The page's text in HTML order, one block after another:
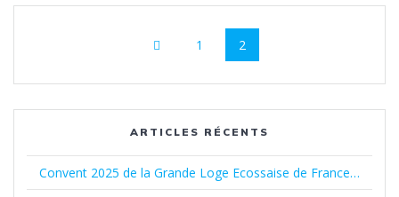
sein
articles
Page
1 Page
2
ARTICLES RÉCENTS
Convent 2025 de la Grande Loge Ecossaise de France…